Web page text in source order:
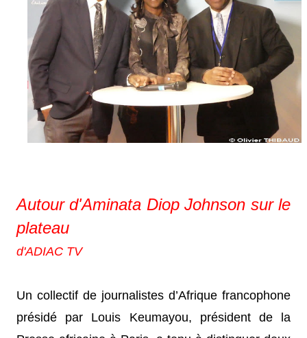
Autour d'Aminata Diop Johnson sur le
plateau
d'ADIAC TV
Un collectif de journalistes d’Afrique francophone
présidé par Louis Keumayou, président de la